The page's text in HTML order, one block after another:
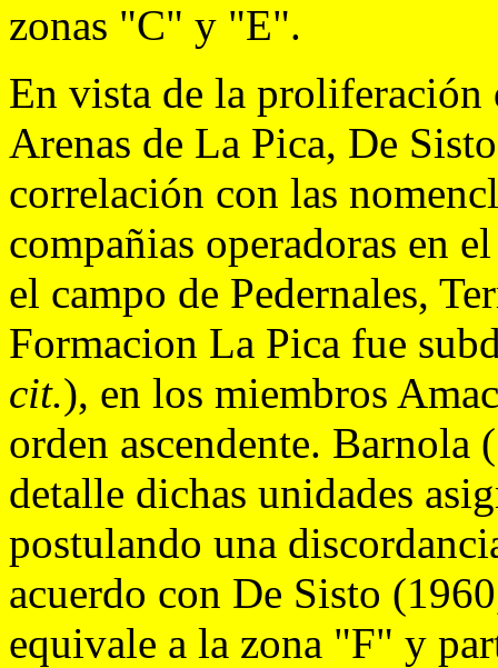
zonas "C" y "E".
En vista de la proliferación
Arenas de La Pica, De
correlación con las
compañias operadoras en
el campo de Pedernales,
Formacion La Pica fue
cit.), en los miembros
orden ascendente.
detalle dichas unidades
postulando una
acuerdo con De Sisto
equivale a la zona "F" y